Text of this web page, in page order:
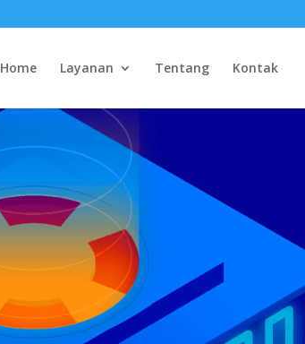
Home Layanan Tentang Kontak